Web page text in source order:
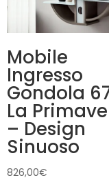
Mobile
Ingresso
Gondola
La
– Design
Sinuoso
826,00€